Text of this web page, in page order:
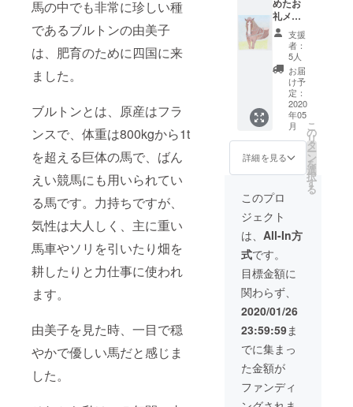
馬の中でも非常に珍しい種
であるブルトンの由美子
は、肥育のために四国に来
ました。
ブルトンとは、原産はフラ
ンスで、体重は800kgから1t
を超える巨体の馬で、ばん
えい競馬にも用いられてい
る馬です。力持ちですが、
気性は大人しく、主に重い
馬車やソリを引いたり畑を
耕したりと力仕事に使われ
ます。
由美子を見た時、一目で穏
やかで優しい馬だと感じま
した。
他の馬
の物で
イメー
ジです
めたお
礼メー
ルのご
送付
オリジ
ナル馬
ふん堆
の絵本
作家さ
んに
作って
いただ
く由美
子の絵
本 由美
子の
尾っぽ
スト
ラップ
由美子
に乗っ
て引き
馬体
験 ※5
月以
降 有
効期限
１年
（OUC
HI
HOTEL
支援
者：
5人
お届
け予
定：
2020
年05
月
詳細を見る
こ
の
リ
タ
ー
ン
を
選
択
す
る
このプロ
ジェクト
は、 All-In方
式です。
目標金額に
関わらず、
2020/01/26
23:59:59ま
でに集まっ
た金額が
ファンディ